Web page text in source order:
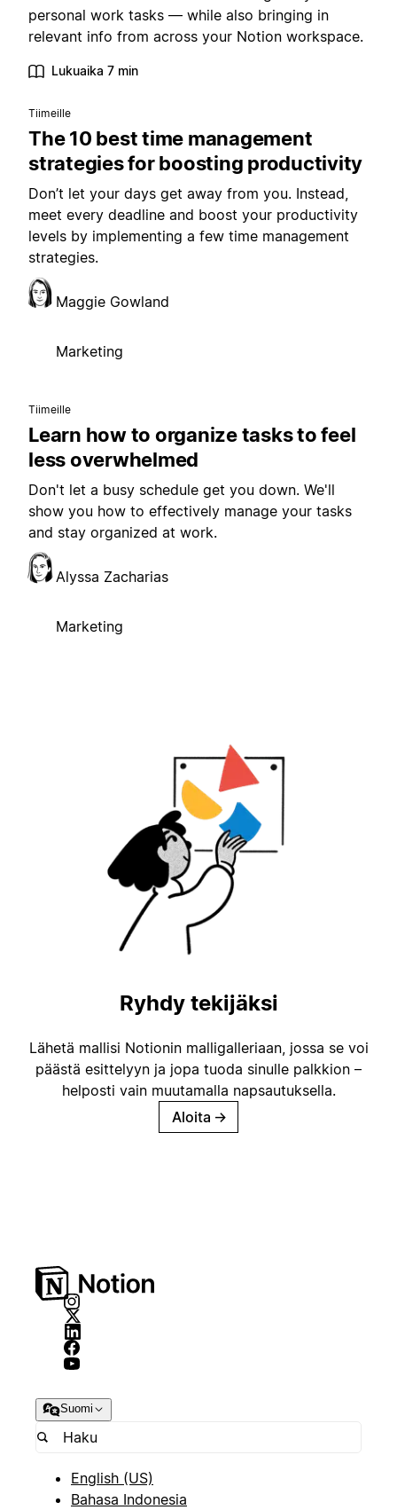
personal work tasks — while also bringing in
relevant info from across your Notion workspace.
Lukuaika 7 min
Tiimeille
The 10 best time management
strategies for boosting productivity
Don’t let your days get away from you. Instead,
meet every deadline and boost your productivity
levels by implementing a few time management
strategies.
Maggie Gowland
Marketing
Tiimeille
Learn how to organize tasks to feel
less overwhelmed
Don't let a busy schedule get you down. We'll
show you how to effectively manage your tasks
and stay organized at work.
Alyssa Zacharias
Marketing
Ryhdy tekijäksi
Lähetä mallisi Notionin malligalleriaan, jossa se voi
päästä esittelyyn ja jopa tuoda sinulle palkkion –
helposti vain muutamalla napsautuksella.
Aloita →
Suomi
English (US)
Bahasa Indonesia